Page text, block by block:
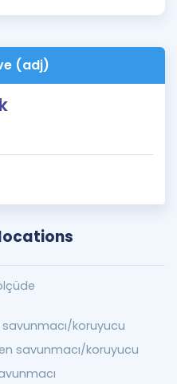
(adj)
koruyucu
savunmacı/koruyucu